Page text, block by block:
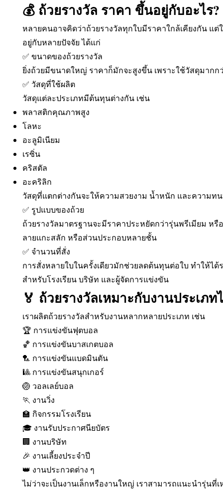
💰 ถ้วยรางวัล ราคา ขึ้นอยู่กับอะไร?
หลายคนอาจคิดว่าถ้วยรางวัลทุกใบมีราคาใกล้เคียงกัน แต่
อยู่กับหลายปัจจัย ได้แก่
✅ ขนาดของถ้วยรางวัล
ยิ่งถ้วยมีขนาดใหญ่ ราคาก็มักจะสูงขึ้น เพราะใช้วัสดุมากก
✅ วัสดุที่ใช้ผลิต
วัสดุแต่ละประเภทมีต้นทุนต่างกัน เช่น
พลาสติกคุณภาพสูง
โลหะ
อะลูมิเนียม
เรซิ่น
คริสตัล
อะคริลิก
วัสดุที่แตกต่างกันจะให้ความสวยงาม น้ำหนัก และความท
✅ รูปแบบของถ้วย
ถ้วยรางวัลมาตรฐานจะมีราคาประหยัดกว่ารุ่นพรีเมียม หรื
ลายแกะสลัก หรือส่วนประกอบหลายชั้น
✅ จำนวนที่สั่ง
การสั่งหลายใบในครั้งเดียวมักช่วยลดต้นทุนต่อใบ ทำให้ไ
สำหรับโรงเรียน บริษัท และผู้จัดการแข่งขัน
🏅 ถ้วยรางวัลเหมาะกับงานประเภท
เราผลิตถ้วยรางวัลสำหรับงานหลากหลายประเภท เช่น
🏆 การแข่งขันฟุตบอล
🏀 การแข่งขันบาสเกตบอล
🏸 การแข่งขันแบดมินตัน
🎱 การแข่งขันสนุกเกอร์
🏐 วอลเลย์บอล
🏃 งานวิ่ง
🏫 กิจกรรมโรงเรียน
🎓 งานรับประกาศนียบัตร
🏢 งานบริษัท
🎉 งานเลี้ยงประจำปี
👑 งานประกวดต่าง ๆ
ไม่ว่าจะเป็นงานเล็กหรืองานใหญ่ เราสามารถแนะนำรุ่นที่